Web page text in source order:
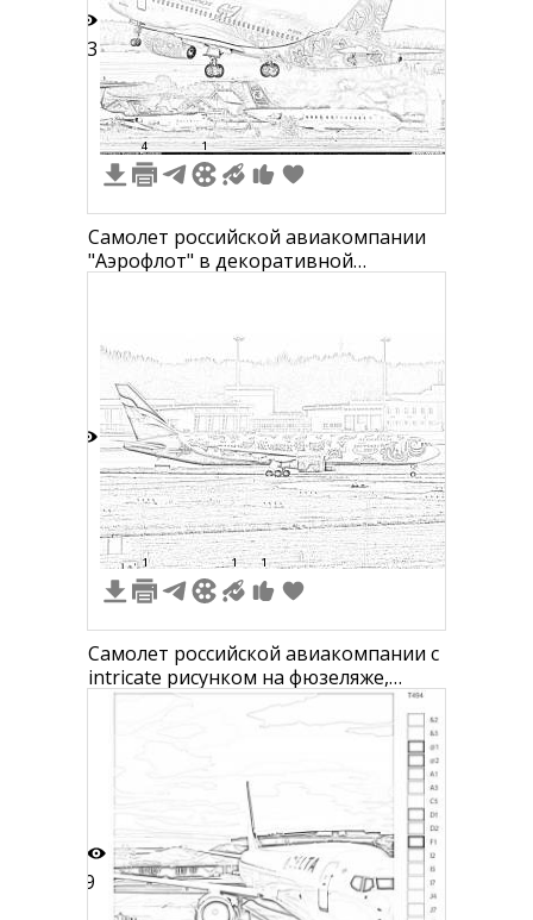
13
4 1
Самолет российской авиакомпании
"Аэрофлот" в декоративной
1 1 1
Самолет российской авиакомпании с
intricate рисунком на фюзеляже,
стоящий на взлетно-посадочной
полосе рядом с терминалом
9